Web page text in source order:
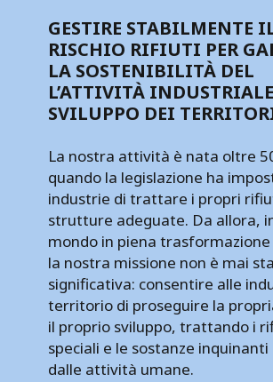
GESTIRE STABILMENTE
RISCHIO RIFIUTI PER
LA SOSTENIBILITÀ DEL
L’ATTIVITÀ
SVILUPPO DEI
La nostra attività è nata oltre
quando la legislazione ha
industrie di trattare i propri
strutture adeguate. Da allora,
mondo in piena trasformazione
la nostra missione non è mai
significativa: consentire alle
territorio di proseguire la
il proprio sviluppo, trattando i
speciali e le sostanze
dalle attività umane.